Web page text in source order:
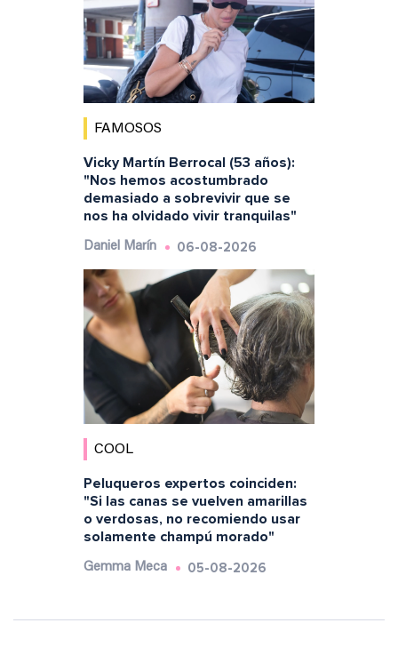
FAMOSOS
Vicky Martín Berrocal (53 años):
"Nos hemos acostumbrado
demasiado a sobrevivir que se
nos ha olvidado vivir tranquilas"
Daniel Marín 06-08-2026
COOL
Peluqueros expertos coinciden:
"Si las canas se vuelven amarillas
o verdosas, no recomiendo usar
solamente champú morado"
Gemma Meca 05-08-2026